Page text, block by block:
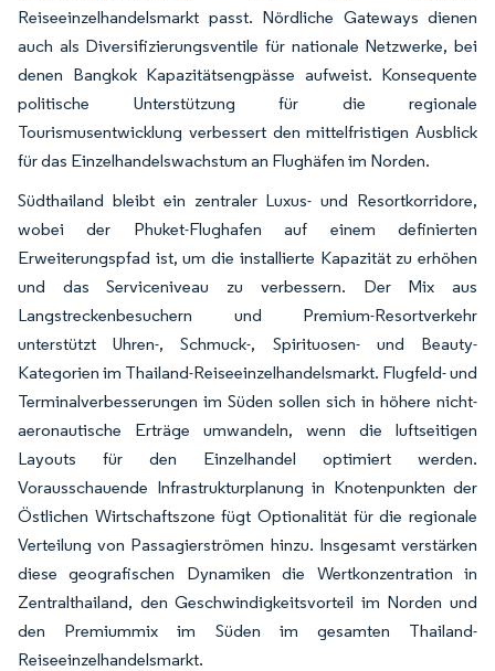
Reiseeinzelhandelsmarkt passt. Nördliche Gateways dienen
auch als Diversifizierungsventile für nationale Netzwerke, bei
denen Bangkok Kapazitätsengpässe aufweist. Konsequente
politische Unterstützung für die regionale
Tourismusentwicklung verbessert den mittelfristigen Ausblick
für das Einzelhandelswachstum an Flughäfen im Norden.
Südthailand bleibt ein zentraler Luxus- und Resortkorridore,
wobei der Phuket-Flughafen auf einem definierten
Erweiterungspfad ist, um die installierte Kapazität zu erhöhen
und das Serviceniveau zu verbessern. Der Mix aus
Langstreckenbesuchern und Premium-Resortverkehr
unterstützt Uhren-, Schmuck-, Spirituosen- und Beauty-
Kategorien im Thailand-Reiseeinzelhandelsmarkt. Flugfeld- und
Terminalverbesserungen im Süden sollen sich in höhere nicht-
aeronautische Erträge umwandeln, wenn die luftseitigen
Layouts für den Einzelhandel optimiert werden.
Vorausschauende Infrastrukturplanung in Knotenpunkten der
Östlichen Wirtschaftszone fügt Optionalität für die regionale
Verteilung von Passagierströmen hinzu. Insgesamt verstärken
diese geografischen Dynamiken die Wertkonzentration in
Zentralthailand, den Geschwindigkeitsvorteil im Norden und
den Premiummix im Süden im gesamten Thailand-
Reiseeinzelhandelsmarkt.